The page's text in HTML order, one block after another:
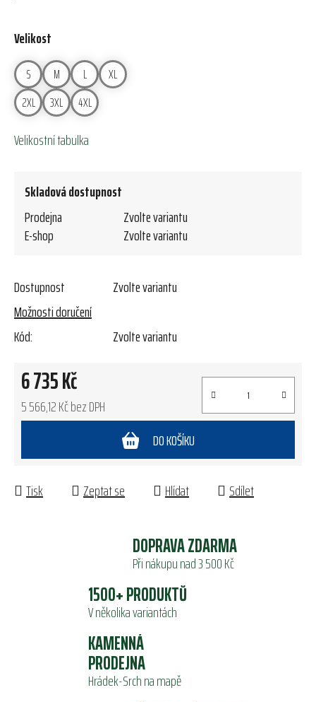
Velikost
S M L
XL
2XL
3XL 4XL
Velikostní tabulka
Skladová dostupnost
Prodejna
Zvolte variantu
E-shop
Zvolte variantu
Dostupnost
Zvolte variantu
Možnosti doručení
Kód:
Zvolte variantu
6 735 Kč
5 566,12 Kč bez DPH
DO KOŠÍKU
Tisk Zeptat se Hlídat Sdílet
DOPRAVA ZDARMA
Při nákupu nad 3 500 Kč
1500+ PRODUKTŮ
V několika variantách
KAMENNÁ
PRODEJNA
Hrádek-Srch na mapě